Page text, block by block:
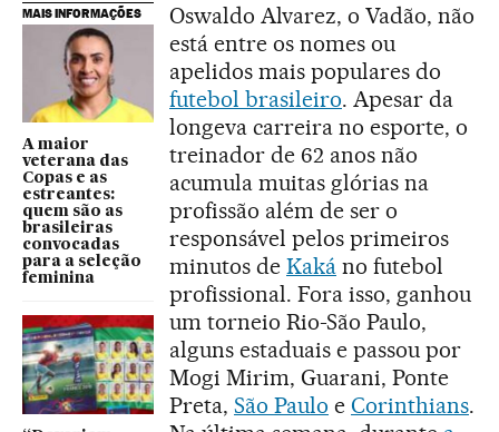
MAIS INFORMAÇÕES
A maior
veterana das
Copas e as
estreantes:
quem são as
brasileiras
convocadas
para a seleção
feminina
Oswaldo Alvarez, o Vadão, não
está entre os nomes ou
apelidos mais populares do
futebol brasileiro. Apesar da
longeva carreira no esporte, o
treinador de 62 anos não
acumula muitas glórias na
profissão além de ser o
responsável pelos primeiros
minutos de Kaká no futebol
profissional. Fora isso, ganhou
um torneio Rio-São Paulo,
alguns estaduais e passou por
Mogi Mirim, Guarani, Ponte
Preta, São Paulo e Corinthians.